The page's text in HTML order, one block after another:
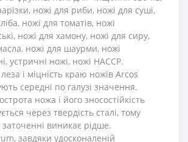
ножі для риби, ножі для суші,
ножі для томатів, ножі
ножі для хамону, ножі для сиру,
ножі для шаурми, ножі
устричні ножі, ножі HACCP.
і міцність краю ножів Arcos
середні по галузі значення.
ножа і його зносостійкість
через твердість сталі, тому
виникає рідше.
завдяки удосконаленій